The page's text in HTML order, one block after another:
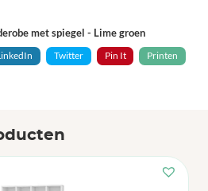
met spiegel - Lime groen
Twitter Pin It Printen